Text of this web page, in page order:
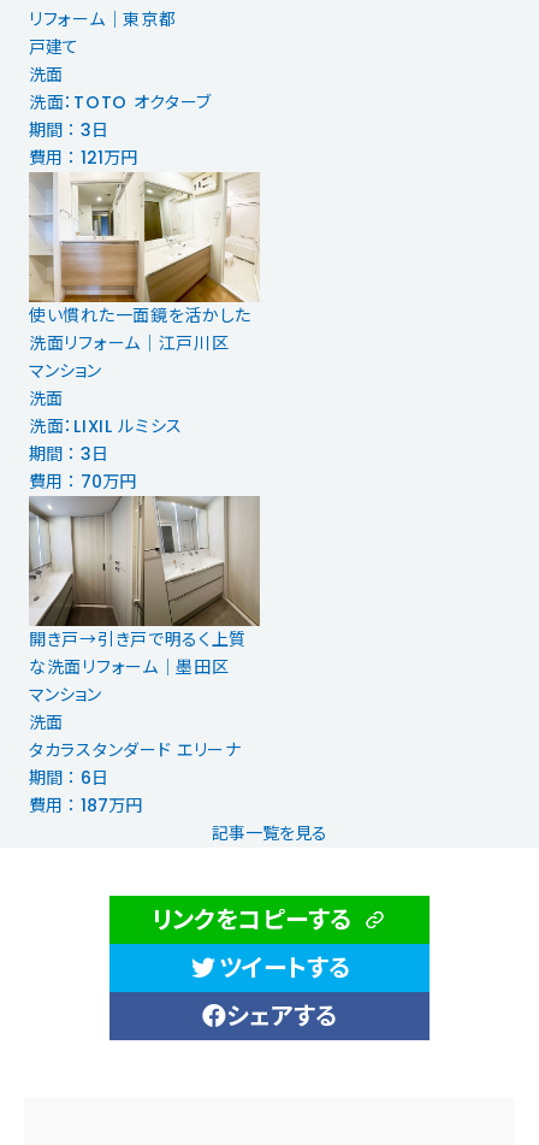
リフォーム｜東京都
戸建て
洗面
洗面：TOTO オクターブ
期間 ： 3日
費用 ： 121万円
使い慣れた一面鏡を活かした
洗面リフォーム｜江戸川区
マンション
洗面
洗面：LIXIL ルミシス
期間 ： 3日
費用 ： 70万円
開き戸→引き戸で明るく上質
な洗面リフォーム│墨田区
マンション
洗面
タカラスタンダード エリーナ
期間 ： 6日
費用 ： 187万円
記事一覧を見る
リンクをコピーする
ツイートする
シェアする